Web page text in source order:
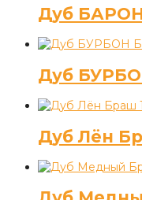
Дуб
Дуб
Дуб Лён